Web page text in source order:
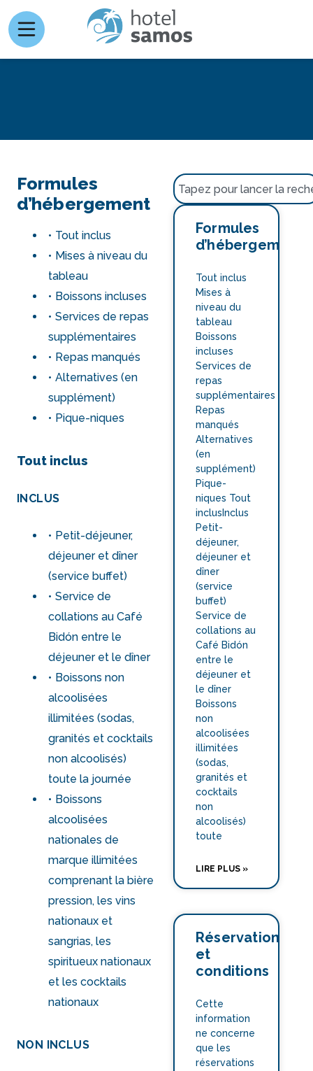
Formules
d’hébergement
Tout inclus
Mises à niveau du
tableau
Boissons incluses
Services de repas
supplémentaires
Repas manqués
Alternatives (en
supplément)
Pique-niques
Tout inclus
INCLUS
Petit-déjeuner,
déjeuner et dîner
(service buffet)
Service de
collations au Café
Bidón entre le
déjeuner et le dîner
Boissons non
alcoolisées
illimitées (sodas,
granités et cocktails
non alcoolisés)
toute la journée
Boissons
alcoolisées
nationales de
marque illimitées
comprenant la bière
pression, les vins
nationaux et
sangrias, les
spiritueux nationaux
et les cocktails
nationaux
NON INCLUS
Formules
d’hébergement
Tout inclus
Mises à
niveau du
tableau
Boissons
incluses
Services de
repas
supplémentaires
Repas
manqués
Alternatives
(en
supplément)
Pique-
niques Tout
inclusInclus
Petit-
déjeuner,
déjeuner et
dîner
(service
buffet)
Service de
collations au
Café Bidón
entre le
déjeuner et
le dîner
Boissons
non
alcoolisées
illimitées
(sodas,
granités et
cocktails
non
alcoolisés)
toute
LIRE PLUS »
Réservations
et
conditions
Cette
information
ne concerne
que les
réservations